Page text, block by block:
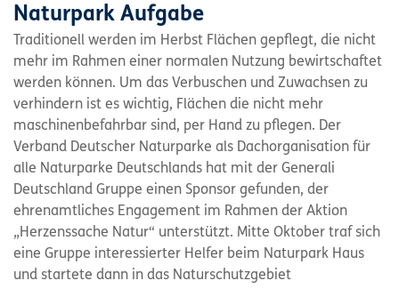
Naturpark Aufgabe
Traditionell werden im Herbst Flächen gepflegt, die nicht
mehr im Rahmen einer normalen Nutzung bewirtschaftet
werden können. Um das Verbuschen und Zuwachsen zu
verhindern ist es wichtig, Flächen die nicht mehr
maschinenbefahrbar sind, per Hand zu pflegen. Der
Verband Deutscher Naturparke als Dachorganisation für
alle Naturparke Deutschlands hat mit der Generali
Deutschland Gruppe einen Sponsor gefunden, der
ehrenamtliches Engagement im Rahmen der Aktion
„Herzenssache Natur“ unterstützt. Mitte Oktober traf sich
eine Gruppe interessierter Helfer beim Naturpark Haus
und startete dann in das Naturschutzgebiet